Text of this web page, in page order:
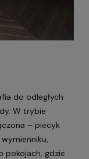
do odległych
W trybie
– piecyk
pokojach, gdzie